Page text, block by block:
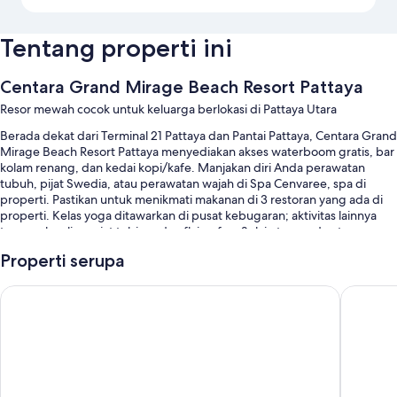
Tentang properti ini
Centara Grand Mirage Beach Resort Pattaya
Resor mewah cocok untuk keluarga berlokasi di Pattaya Utara
Berada dekat dari Terminal 21 Pattaya dan Pantai Pattaya, Centara Grand
Mirage Beach Resort Pattaya menyediakan akses waterboom gratis, bar
kolam renang, dan kedai kopi/kafe. Manjakan diri Anda perawatan
tubuh, pijat Swedia, atau perawatan wajah di Spa Cenvaree, spa di
properti. Pastikan untuk menikmati makanan di 3 restoran yang ada di
properti. Kelas yoga ditawarkan di pusat kebugaran; aktivitas lainnya
termasuk voli, panjat tebing, dan flying fox. Selain taman dan taman
Anda juga akan menikmati manfaat seperti:
Properti serupa
Grande Centre Point Space Pattaya Grande